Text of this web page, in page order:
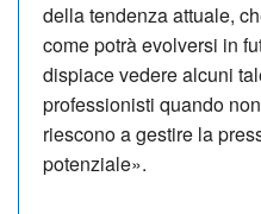
della tendenza attuale,
co­me potrà evolversi in
dispiace vedere alcuni
professionisti quando
riescono a gestire la
potenziale».